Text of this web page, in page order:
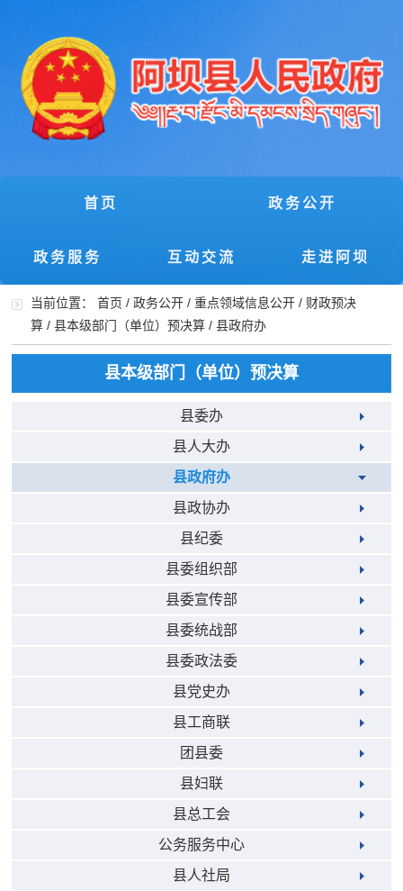
首页 政务公开
政务服务 互动交流 走进阿坝
当前位置：首页 /政务公开 /重点领域信息公开 / 财政预决
算 /县本级部门（单位）预决算 /县政府办
县本级部门（单位）预决算
县委办
县人大办
县政府办
县政协办
县纪委
县委组织部
县委宣传部
县委统战部
县委政法委
县党史办
县工商联
团县委
县妇联
县总工会
公务服务中心
县人社局